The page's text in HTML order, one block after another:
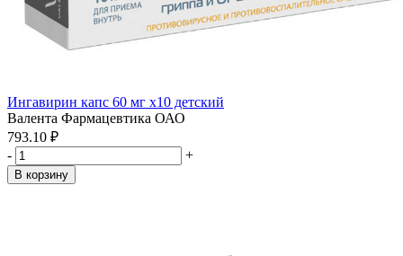
Ингавирин капс 60 мг x10 детский
Валента Фармацевтика ОАО
793.10 ₽
-
+
В корзину